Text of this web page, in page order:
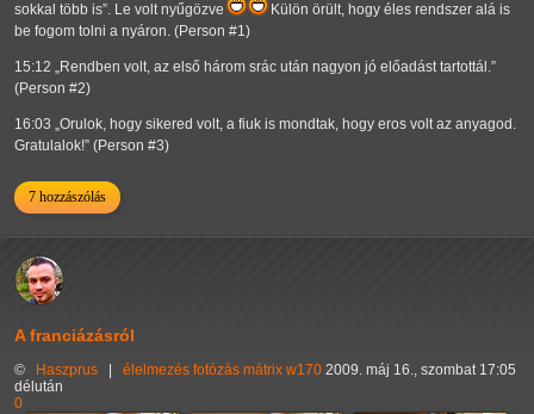
sokkal több is . Le volt nyűgözve
Külön örült, hogy éles rendszer alá is
be fogom tolni a nyáron. (Person #1)
15:12
Rendben volt, az első három srác után nagyon jó előadást tartottál.
(Person #2)
16:03 Orulok, hogy sikered volt, a fiuk is mondtak, hogy eros volt az anyagod.
Gratulalok! (Person #3)
7 hozzászólás
A franciázásról
© Haszprus élelmezés fotózás mátrix w170 2009. máj 16., szombat 17:05
délután
0